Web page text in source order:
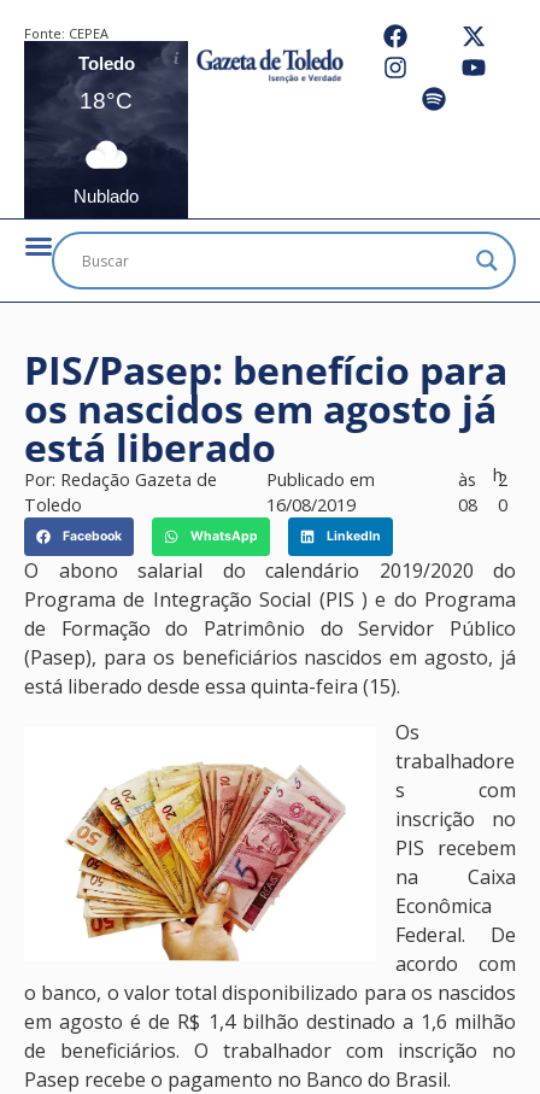
Fonte: CEPEA
Toledo
18°C
Nublado
PIS/Pasep: benefício para
os nascidos em agosto já
está liberado
Por: Redação Gazeta de
Toledo
Publicado em
16/08/2019
às
08
h2
0
Facebook WhatsApp LinkedIn
O abono salarial do calendário 2019/2020 do
Programa de Integração Social (PIS ) e do Programa
de Formação do Patrimônio do Servidor Público
(Pasep), para os beneficiários nascidos em agosto, já
está liberado desde essa quinta-feira (15).
Os
trabalhadore
s com
inscrição no
PIS recebem
na Caixa
Econômica
Federal. De
acordo com
o banco, o valor total disponibilizado para os nascidos
em agosto é de R$ 1,4 bilhão destinado a 1,6 milhão
de beneficiários. O trabalhador com inscrição no
Pasep recebe o pagamento no Banco do Brasil.